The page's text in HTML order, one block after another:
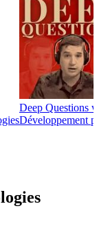
Deep Questions
Développement